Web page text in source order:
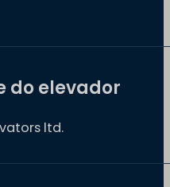
do elevador
ltd.